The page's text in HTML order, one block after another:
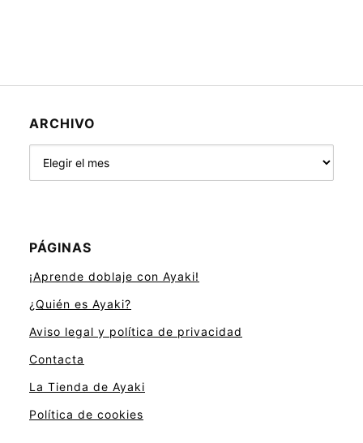
ARCHIVO
PÁGINAS
¡Aprende doblaje con Ayaki!
¿Quién es Ayaki?
Aviso legal y política de privacidad
Contacta
La Tienda de Ayaki
Política de cookies